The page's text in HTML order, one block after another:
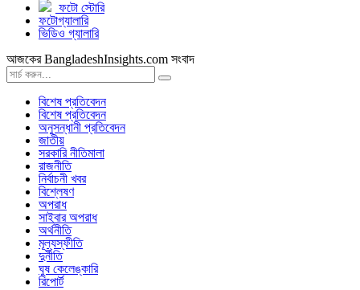
ফটো স্টোরি
ফটোগ্যালারি
ভিডিও গ্যালারি
আজকের BangladeshInsights.com সংবাদ
বিশেষ প্রতিবেদন
বিশেষ প্রতিবেদন
অনুসন্ধানী প্রতিবেদন
জাতীয়
সরকারি নীতিমালা
রাজনীতি
নির্বাচনী খবর
বিশ্লেষণ
অপরাধ
সাইবার অপরাধ
অর্থনীতি
মূল্যস্ফীতি
দুর্নীতি
ঘুষ কেলেঙ্কারি
রিপোর্ট